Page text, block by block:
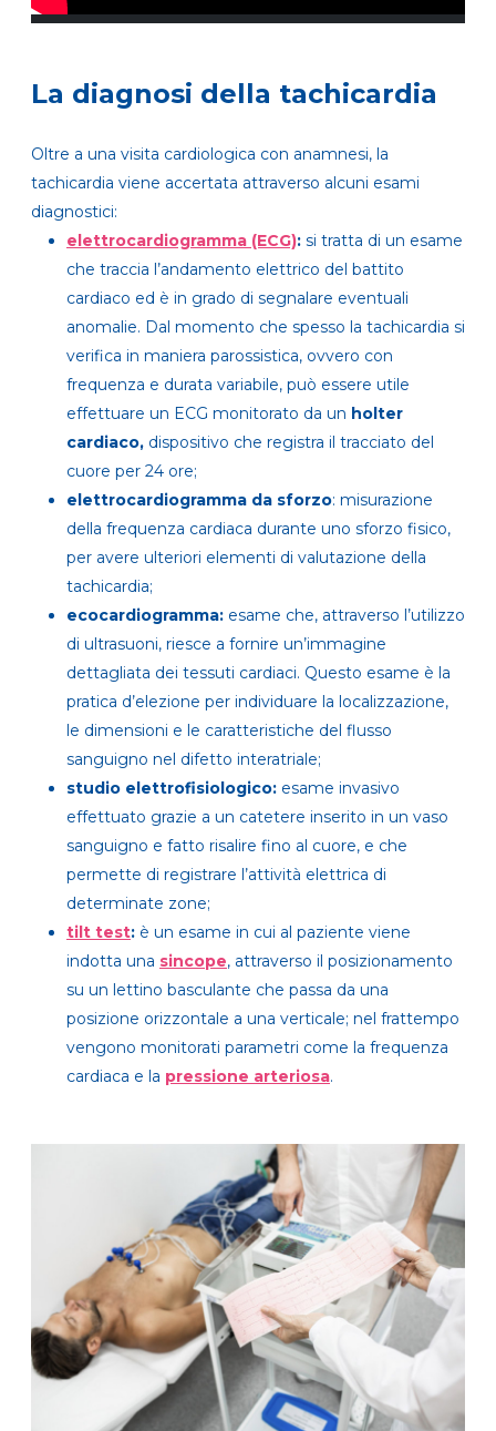
La diagnosi della tachicardia
Oltre a una visita cardiologica con anamnesi, la
tachicardia viene accertata attraverso alcuni esami
diagnostici:
elettrocardiogramma (ECG): si tratta di un esame
che traccia l’andamento elettrico del battito
cardiaco ed è in grado di segnalare eventuali
anomalie. Dal momento che spesso la tachicardia si
verifica in maniera parossistica, ovvero con
frequenza e durata variabile, può essere utile
effettuare un ECG monitorato da un holter
cardiaco, dispositivo che registra il tracciato del
cuore per 24 ore;
elettrocardiogramma da sforzo: misurazione
della frequenza cardiaca durante uno sforzo fisico,
per avere ulteriori elementi di valutazione della
tachicardia;
ecocardiogramma: esame che, attraverso l’utilizzo
di ultrasuoni, riesce a fornire un’immagine
dettagliata dei tessuti cardiaci. Questo esame è la
pratica d’elezione per individuare la localizzazione,
le dimensioni e le caratteristiche del flusso
sanguigno nel difetto interatriale;
studio elettrofisiologico: esame invasivo
effettuato grazie a un catetere inserito in un vaso
sanguigno e fatto risalire fino al cuore, e che
permette di registrare l’attività elettrica di
determinate zone;
tilt test: è un esame in cui al paziente viene
indotta una sincope, attraverso il posizionamento
su un lettino basculante che passa da una
posizione orizzontale a una verticale; nel frattempo
vengono monitorati parametri come la frequenza
cardiaca e la pressione arteriosa.